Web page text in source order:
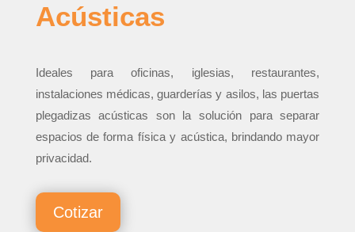
Acústicas
Ideales para oficinas, iglesias, restaurantes,
instalaciones médicas, guarderías y asilos, las puertas
plegadizas acústicas son la solución para separar
espacios de forma física y acústica, brindando mayor
privacidad.
Cotizar